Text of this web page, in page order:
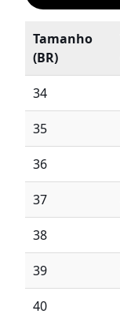
Tamanho
(BR)
34
35
36
37
38
39
40